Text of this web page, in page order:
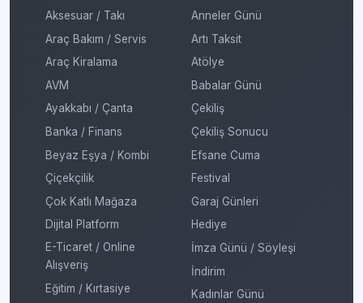
Aksesuar / Takı
Araç Bakım / Servis
Araç Kiralama
AVM
Ayakkabı / Çanta
Banka / Finans
Beyaz Eşya / Kombi
Çiçekçilik
Çok Katlı Mağaza
Dijital Platform
E-Ticaret / Online
Alışveriş
Eğitim / Kırtasiye
Anneler Günü
Artı Taksit
Atölye
Babalar Günü
Çekiliş
Çekiliş Sonucu
Efsane Cuma
Festival
Garaj Günleri
Hediye
İmza Günü / Söyleşi
İndirim
Kadınlar Günü